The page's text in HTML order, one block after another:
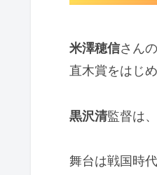
映
話題の
米澤穂信さん
直木賞をはじ
黒沢清監督は
舞台は戦国時代